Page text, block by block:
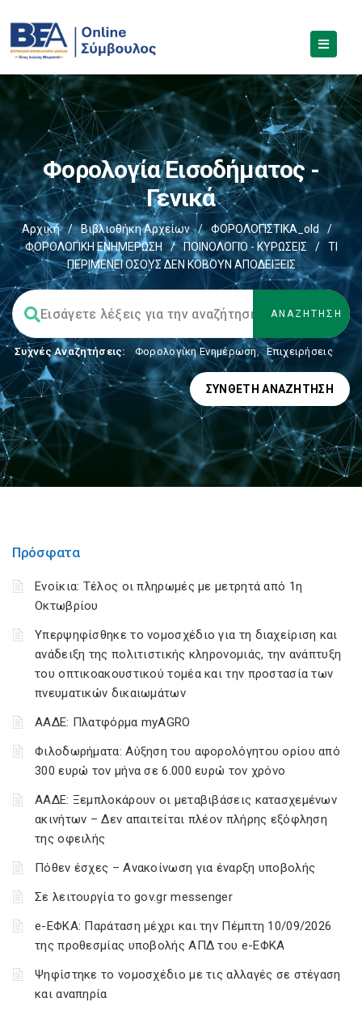
Φορολογία Εισοδήματος -
Γενικά
Αρχική / Βιβλιοθήκη Αρχείων / ΦΟΡΟΛΟΓΙΣΤΙΚΑ_old
/
ΦΟΡΟΛΟΓΙΚΗ ΕΝΗΜΕΡΩΣΗ
/ ΠΟΙΝΟΛΟΓΙΟ - ΚΥΡΩΣΕΙΣ /
ΤΙ
ΠΕΡΙΜΕΝΕΙ ΟΣΟΥΣ ΔΕΝ ΚΟΒΟΥΝ ΑΠΟΔΕΙΞΕΙΣ
Συχνές Αναζητήσεις: Φορολογικη Ενημέρωση, Επιχειρήσεις
ΣΎΝΘΕΤΗ ΑΝΑΖΉΤΗΣΗ
Πρόσφατα
Ενοίκια: Τέλος οι πληρωμές με μετρητά από 1η
Οκτωβρίου
Υπερψηφίσθηκε το νομοσχέδιο για τη διαχείριση και
ανάδειξη της πολιτιστικής κληρονομιάς, την ανάπτυξη
του οπτικοακουστικού τομέα και την προστασία των
πνευματικών δικαιωμάτων
ΑΑΔΕ: Πλατφόρμα myAGRO
Φιλοδωρήματα: Αύξηση του αφορολόγητου ορίου από
300 ευρώ τον μήνα σε 6.000 ευρώ τον χρόνο
ΑΑΔΕ: Ξεμπλοκάρουν οι μεταβιβάσεις κατασχεμένων
ακινήτων – Δεν απαιτείται πλέον πλήρης εξόφληση
της οφειλής
Πόθεν έσχες – Ανακοίνωση για έναρξη υποβολής
Σε λειτουργία το gov.gr messenger
e-ΕΦΚΑ: Παράταση μέχρι και την Πέμπτη 10/09/2026
της προθεσμίας υποβολής ΑΠΔ του e-ΕΦΚΑ
Ψηφίστηκε το νομοσχέδιο με τις αλλαγές σε στέγαση
και αναπηρία